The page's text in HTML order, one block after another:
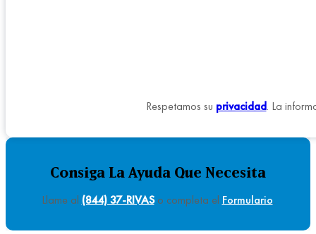
Respetamos su privacidad. La
Consiga La Ayuda Que Necesita
Llame al (844) 37-RIVASo completa el Formulario.